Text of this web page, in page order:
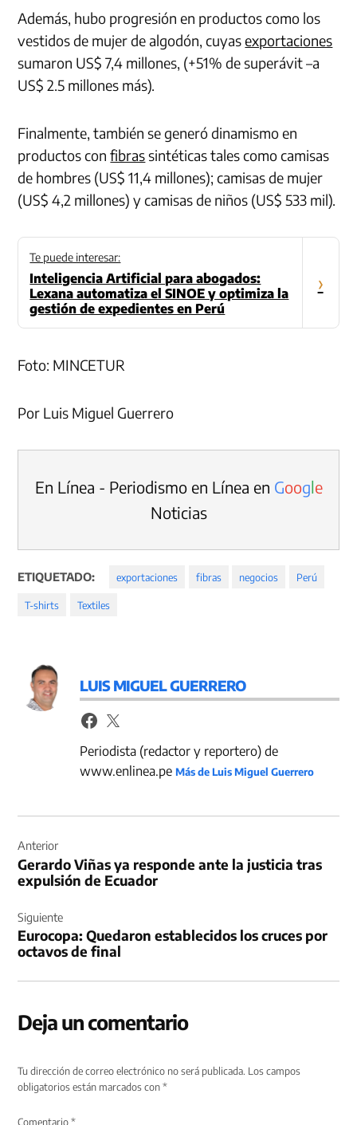
Además, hubo progresión en productos como los
vestidos de mujer de algodón, cuyasexportaciones
sumaron US$ 7,4 millones, (+51% de superávit –a
US$ 2.5 millones más).
Finalmente, también se generó dinamismo en
productos confibrassintéticas tales como camisas
de hombres (US$ 11,4 millones); camisas de mujer
(US$ 4,2 millones) y camisas de niños (US$ 533 mil).
Te puede interesar:
Inteligencia Artificial para abogados:
Lexana automatiza el SINOE y optimiza la
gestión de expedientes en Perú
›
Foto: MINCETUR
Por Luis Miguel Guerrero
En Línea - Periodismo en Línea en Google
Noticias
ETIQUETADO: exportaciones fibras negocios Perú
T-shirts Textiles
LUIS MIGUEL GUERRERO
Periodista (redactor y reportero) de
www.enlinea.peMás de Luis Miguel Guerrero
de
entradas
Anterior
Gerardo Viñas ya responde ante la justicia tras
expulsión de Ecuador
Siguiente
Eurocopa: Quedaron establecidos los cruces por
octavos de final
Deja un comentario
Tu dirección de correo electrónico no será publicada. Los campos
obligatorios están marcados con*
Comentario*